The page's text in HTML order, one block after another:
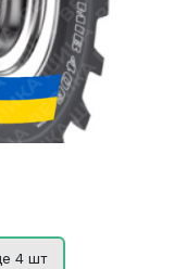
4 шт